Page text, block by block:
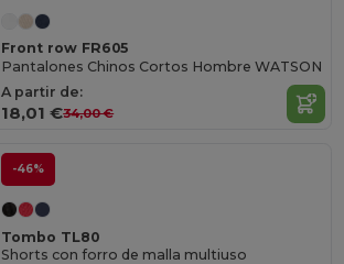
Front row FR605
Pantalones Chinos Cortos Hombre WATSON
A partir de:
18,01 €34,00 €
-46%
Tombo TL80
Shorts con forro de malla multiuso